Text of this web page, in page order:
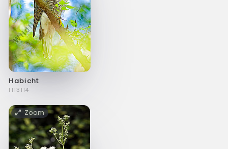
Habicht
f113114
Zoom